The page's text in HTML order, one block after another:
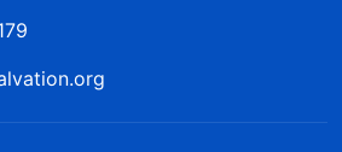
因為一直以來我都是憑着「人不
神的時候我就是滿足現狀、貪求
進心，覺得人生苦短，活在世上